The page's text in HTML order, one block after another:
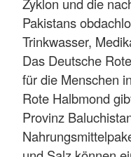
Pakistans
Trinkwasser,
Das Deutsche
für die Menschen
Rote Halbmond
Provinz